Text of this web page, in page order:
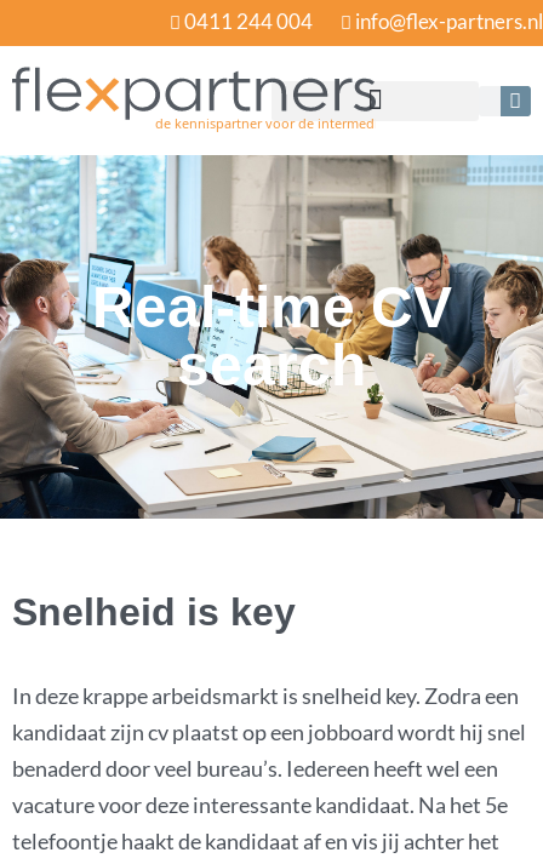
0411 244 004 info@flex-partners.nl
Real-time CV
search
Snelheid is key
In deze krappe arbeidsmarkt is snelheid key. Zodra een
kandidaat zijn cv plaatst op een jobboard wordt hij snel
benaderd door veel bureau’s. Iedereen heeft wel een
vacature voor deze interessante kandidaat. Na het 5e
telefoontje haakt de kandidaat af en vis jij achter het